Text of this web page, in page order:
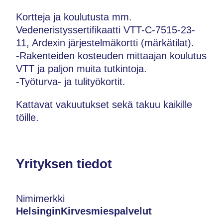
Kortteja ja koulutusta mm.
Vedeneristyssertifikaatti VTT-C-7515-23-
11, Ardexin järjestelmäkortti (märkätilat).
-Rakenteiden kosteuden mittaajan koulutus
VTT ja paljon muita tutkintoja.
-Työturva- ja tulityökortit.
Kattavat vakuutukset sekä takuu kaikille
töille.
Yrityksen tiedot
Nimimerkki
HelsinginKirvesmiespalvelut